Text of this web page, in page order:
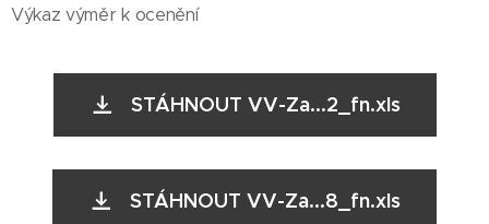
Výkaz výměr k ocenění
STÁHNOUT VV-Za...2_fn.xls
STÁHNOUT VV-Za...8_fn.xls